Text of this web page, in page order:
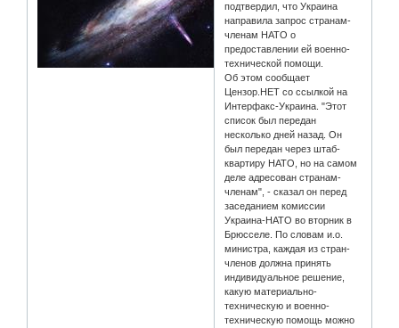
подтвердил, что Украина
направила запрос странам-
членам НАТО о
предоставлении ей военно-
технической помощи.
Об этом сообщает
Цензор.НЕТ со ссылкой на
Интерфакс-Украина. "Этот
список был передан
несколько дней назад. Он
был передан через штаб-
квартиру НАТО, но на самом
деле адресован странам-
членам", - сказал он перед
заседанием комиссии
Украина-НАТО во вторник в
Брюсселе. По словам и.о.
министра, каждая из стран-
членов должна принять
индивидуальное решение,
какую материально-
техническую и военно-
техническую помощь можно